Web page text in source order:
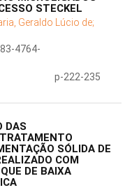
STECKEL
Geraldo Lúcio de;
4764-
p-222-235
DAS
SÓLIDA DE
COM
DE BAIXA